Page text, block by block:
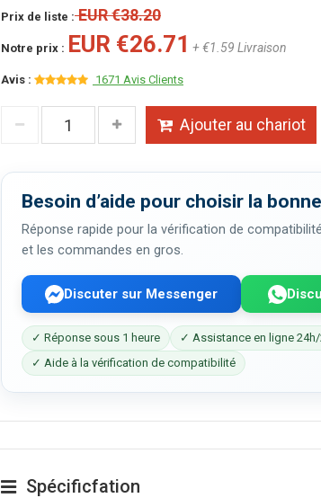
Prix de liste :EUR €38.20
Notre prix : EUR €26.71 + €1.59 Livraison
Avis : 1671 Avis Clients
Ajouter au chariot
Besoin d’aide pour choisir la
Réponse rapide pour la vérification de
et les commandes en gros.
Discuter sur Messenger
✓ Réponse sous 1 heure
✓ Assistance en ligne
✓ Aide à la vérification de compatibilité
Spécificfation